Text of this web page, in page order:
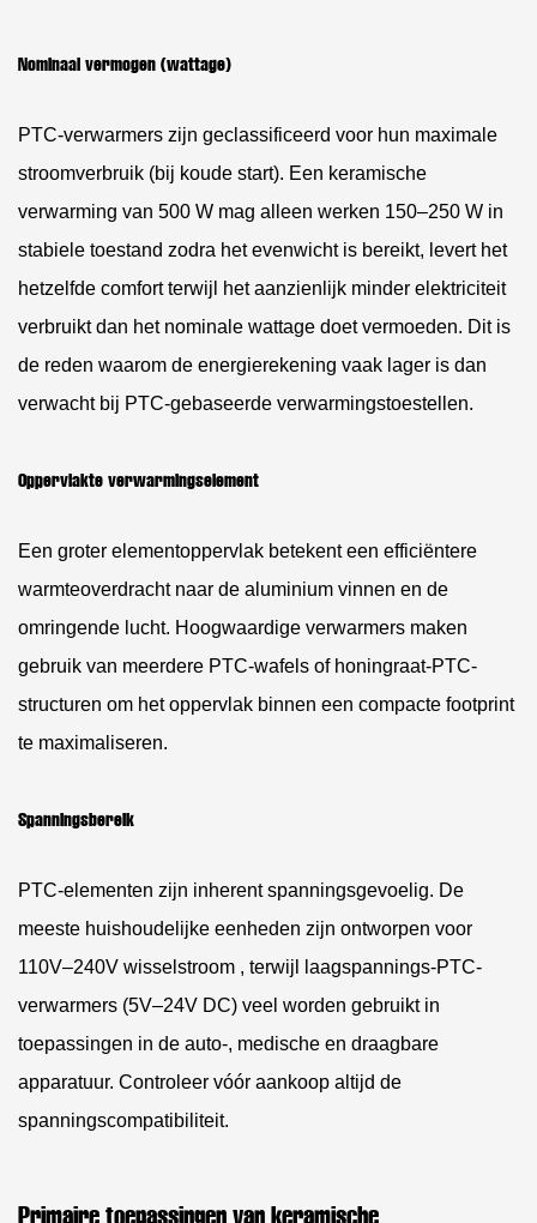
Nominaal vermogen (wattage)
PTC-verwarmers zijn geclassificeerd voor hun maximale
stroomverbruik (bij koude start). Een keramische
verwarming van 500 W mag alleen werken 150–250 W in
stabiele toestand zodra het evenwicht is bereikt, levert het
hetzelfde comfort terwijl het aanzienlijk minder elektriciteit
verbruikt dan het nominale wattage doet vermoeden. Dit is
de reden waarom de energierekening vaak lager is dan
verwacht bij PTC-gebaseerde verwarmingstoestellen.
Oppervlakte verwarmingselement
Een groter elementoppervlak betekent een efficiëntere
warmteoverdracht naar de aluminium vinnen en de
omringende lucht. Hoogwaardige verwarmers maken
gebruik van meerdere PTC-wafels of honingraat-PTC-
structuren om het oppervlak binnen een compacte footprint
te maximaliseren.
Spanningsbereik
PTC-elementen zijn inherent spanningsgevoelig. De
meeste huishoudelijke eenheden zijn ontworpen voor
110V–240V wisselstroom , terwijl laagspannings-PTC-
verwarmers (5V–24V DC) veel worden gebruikt in
toepassingen in de auto-, medische en draagbare
apparatuur. Controleer vóór aankoop altijd de
spanningscompatibiliteit.
Primaire toepassingen van keramische